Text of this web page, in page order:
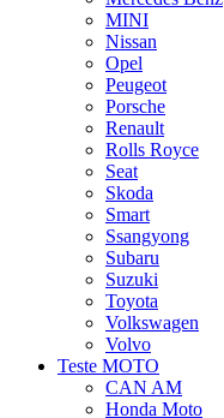
MINI
Nissan
Opel
Peugeot
Porsche
Renault
Rolls Royce
Seat
Skoda
Smart
Ssangyong
Subaru
Suzuki
Toyota
Volkswagen
Volvo
Teste MOTO
CAN AM
Honda Moto